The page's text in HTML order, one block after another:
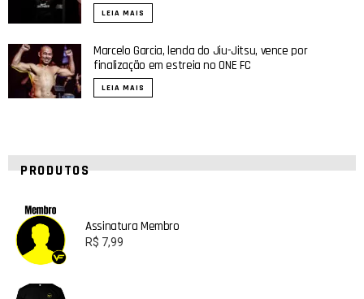
LEIA MAIS
Marcelo Garcia, lenda do Jiu-Jitsu, vence por
finalização em estreia no ONE FC
LEIA MAIS
PRODUTOS
Assinatura Membro
R$ 7,99